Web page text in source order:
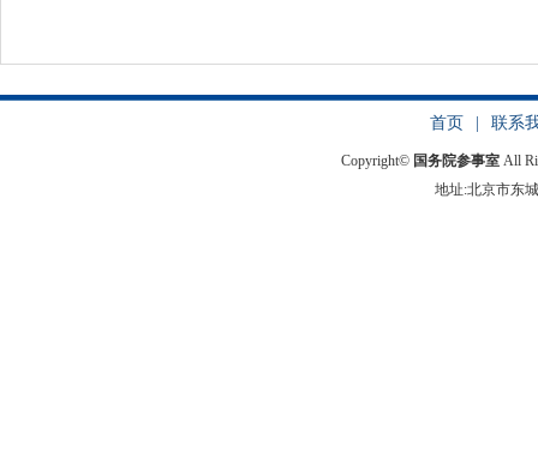
首页 联系
Copyright© 国务院参事室 All
地址:北京市东